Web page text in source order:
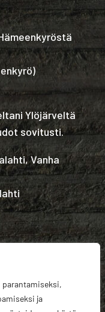
parantamiseksi,
ja
)
Ylöjärveltä
sovitusti.
Vanha